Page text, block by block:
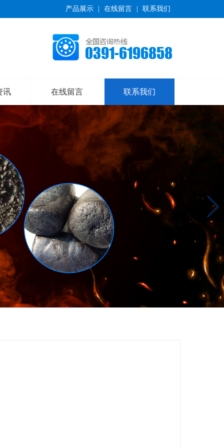
产品展示 在线留言 联系我们
讯 在线留言 联系我们